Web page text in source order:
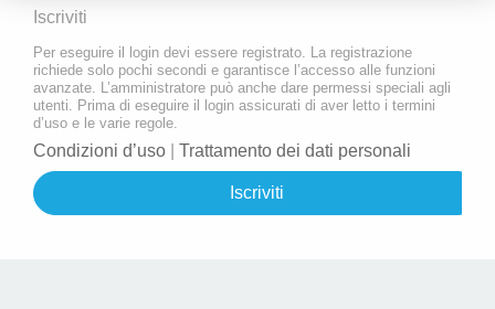
Iscriviti
Per eseguire il login devi essere registrato. La registrazione
richiede solo pochi secondi e garantisce l’accesso alle funzioni
avanzate. L’amministratore può anche dare permessi speciali agli
utenti. Prima di eseguire il login assicurati di aver letto i termini
d’uso e le varie regole.
Condizioni d’uso Trattamento dei dati personali
Iscriviti